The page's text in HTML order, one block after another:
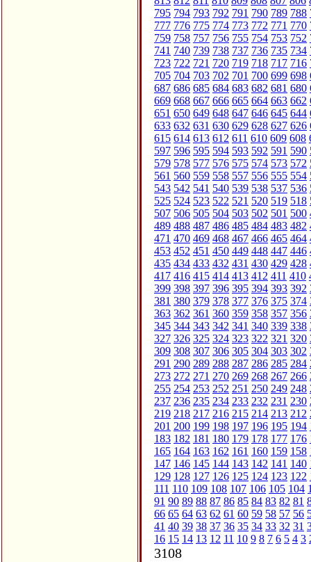
795 794 793 792 791 790 789 788
777 776 775 774 773 772 771 770
759 758 757 756 755 754 753 752
741 740 739 738 737 736 735 734
723 722 721 720 719 718 717 716
705 704 703 702 701 700 699 698
687 686 685 684 683 682 681 680
669 668 667 666 665 664 663 662
651 650 649 648 647 646 645 644
633 632 631 630 629 628 627 626
615 614 613 612 611 610 609 608
597 596 595 594 593 592 591 590
579 578 577 576 575 574 573 572
561 560 559 558 557 556 555 554
543 542 541 540 539 538 537 536
525 524 523 522 521 520 519 518
507 506 505 504 503 502 501 500
489 488 487 486 485 484 483 482
471 470 469 468 467 466 465 464
453 452 451 450 449 448 447 446
435 434 433 432 431 430 429 428
417 416 415 414 413 412 411 410
399 398 397 396 395 394 393 392
381 380 379 378 377 376 375 374
363 362 361 360 359 358 357 356
345 344 343 342 341 340 339 338
327 326 325 324 323 322 321 320
309 308 307 306 305 304 303 302
291 290 289 288 287 286 285 284
273 272 271 270 269 268 267 266
255 254 253 252 251 250 249 248
237 236 235 234 233 232 231 230
219 218 217 216 215 214 213 212
201 200 199 198 197 196 195 194
183 182 181 180 179 178 177 176
165 164 163 162 161 160 159 158
147 146 145 144 143 142 141 140
129 128 127 126 125 124 123 122
111 110 109 108 107 106 105 104
91 90 89 88 87 86 85 84 83 82 81
66 65 64 63 62 61 60 59 58 57 56
41 40 39 38 37 36 35 34 33 32 31
16 15 14 13 12 11 10 9 8 7 6 5 4 3
3108